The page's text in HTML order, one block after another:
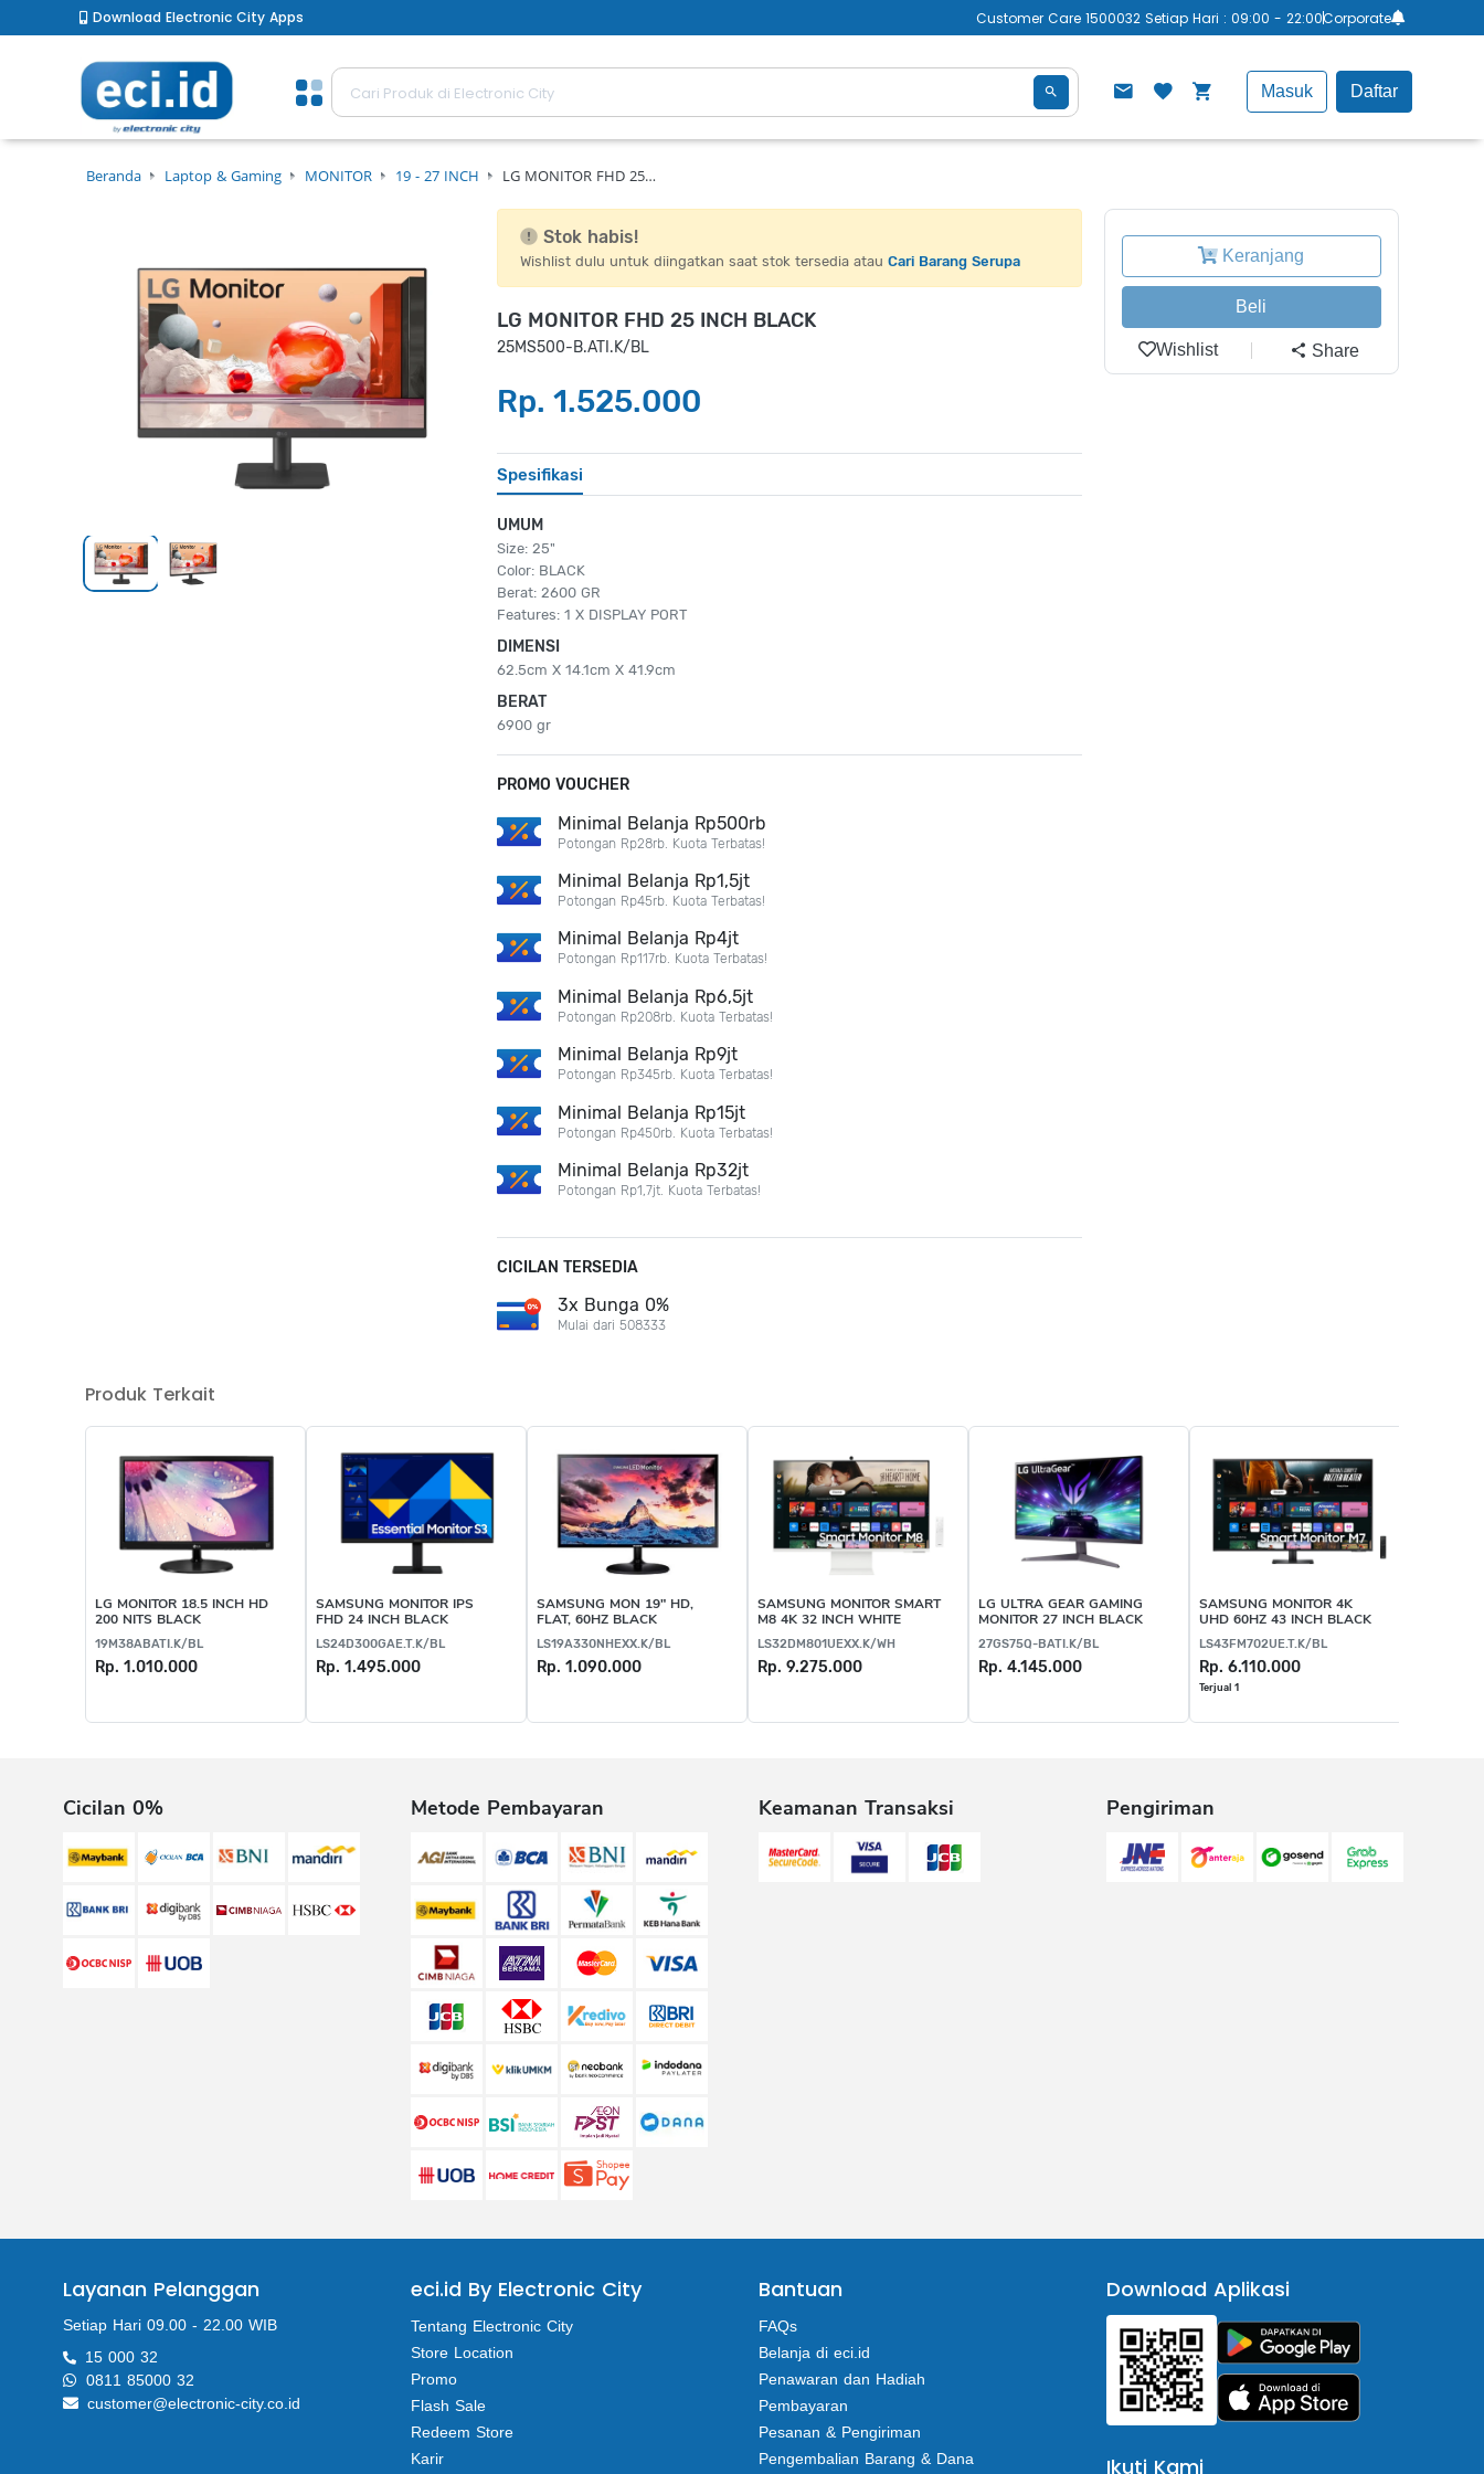
Download Electronic City Apps Customer Care 1500032 Setiap Hari : 09:00 - 22:00Corporate
Masuk Daftar
Beranda Laptop & Gaming MONITOR 19 - 27 INCH LG MONITOR FHD 25…
Stok habis!
Wishlist dulu untuk diingatkan saat stok tersedia atauCari Barang Serupa
LG MONITOR FHD 25 INCH BLACK
25MS500-B.ATI.K/BL
Rp. 1.525.000
Spesifikasi
UMUM
Size: 25"
Color: BLACK
Berat: 2600 GR
Features: 1 X DISPLAY PORT
DIMENSI
62.5cm X 14.1cm X 41.9cm
BERAT
6900 gr
PROMO VOUCHER
Minimal Belanja Rp500rb
Potongan Rp28rb. Kuota Terbatas!
Minimal Belanja Rp1,5jt
Potongan Rp45rb. Kuota Terbatas!
Minimal Belanja Rp4jt
Potongan Rp117rb. Kuota Terbatas!
Minimal Belanja Rp6,5jt
Potongan Rp208rb. Kuota Terbatas!
Minimal Belanja Rp9jt
Potongan Rp345rb. Kuota Terbatas!
Minimal Belanja Rp15jt
Potongan Rp450rb. Kuota Terbatas!
Minimal Belanja Rp32jt
Potongan Rp1,7jt. Kuota Terbatas!
CICILAN TERSEDIA
3x Bunga 0%
Mulai dari 508333
Keranjang
Beli
Wishlist Share
Produk Terkait
LG MONITOR 18.5 INCH HD
200 NITS BLACK
19M38ABATI.K/BL
Rp. 1.010.000
SAMSUNG MONITOR IPS
FHD 24 INCH BLACK
LS24D300GAE.T.K/BL
Rp. 1.495.000
SAMSUNG MON 19" HD,
FLAT, 60HZ BLACK
LS19A330NHEXX.K/BL
Rp. 1.090.000
SAMSUNG MONITOR SMART
M8 4K 32 INCH WHITE
LS32DM801UEXX.K/WH
Rp. 9.275.000
LG ULTRA GEAR GAMING
MONITOR 27 INCH BLACK
27GS75Q-BATI.K/BL
Rp. 4.145.000
SAMSUNG MONITOR 4K
UHD 60HZ 43 INCH BLACK
LS43FM702UE.T.K/BL
Rp. 6.110.000
Terjual 1
Cicilan 0% Metode Pembayaran Keamanan Transaksi Pengiriman
Layanan Pelanggan
Setiap Hari 09.00 - 22.00 WIB
15 000 32
0811 85000 32
customer@electronic-city.co.id
eci.id By Electronic City
Tentang Electronic City
Store Location
Promo
Flash Sale
Redeem Store
Karir
Bantuan
FAQs
Belanja di eci.id
Penawaran dan Hadiah
Pembayaran
Pesanan & Pengiriman
Pengembalian Barang & Dana
Download Aplikasi
Ikuti Kami